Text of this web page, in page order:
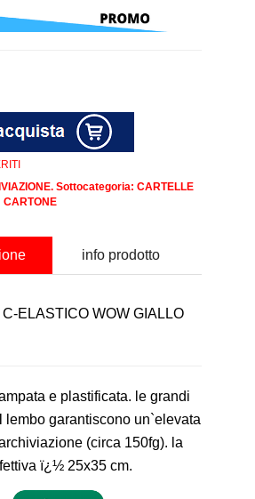
. Sottocategoria: CARTELLE
CARTONE
info prodotto
ELASTICO WOW GIALLO
e plastificata. le grandi
lembo garantiscono un`elevata
(circa 150fg). la
ï¿½ 25x35 cm.